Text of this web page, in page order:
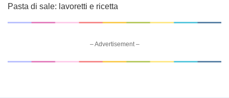
Pasta di sale: lavoretti e ricetta
– Advertisement –